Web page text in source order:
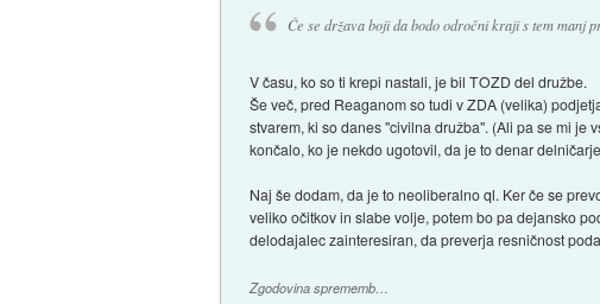
Če se država boji da bodo odročni kraji s tem manj
V času, ko so ti krepi nastali, je bil TOZD del družbe.
Še več, pred Reaganom so tudi v ZDA (velika)
stvarem, ki so danes "civilna družba". (Ali pa se mi je
končalo, ko je nekdo ugotovil, da je to denar
Naj še dodam, da je to neoliberalno ql. Ker če se
veliko očitkov in slabe volje, potem bo pa dejansko
delodajalec zainteresiran, da preverja resničnost
Zgodovina sprememb…